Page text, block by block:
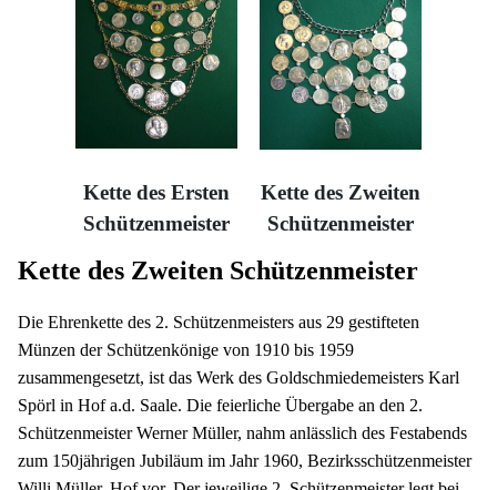
Kette des Ersten
Schützenmeister
Kette des Zweiten
Schützenmeister
Kette des Zweiten Schützenmeister
Die Ehrenkette des 2. Schützenmeisters aus 29 gestifteten
Münzen der Schützenkönige von 1910 bis 1959
zusammengesetzt, ist das Werk des Goldschmiedemeisters Karl
Spörl in Hof a.d. Saale. Die feierliche Übergabe an den 2.
Schützenmeister Werner Müller, nahm anlässlich des Festabends
zum 150jährigen Jubiläum im Jahr 1960, Bezirksschützenmeister